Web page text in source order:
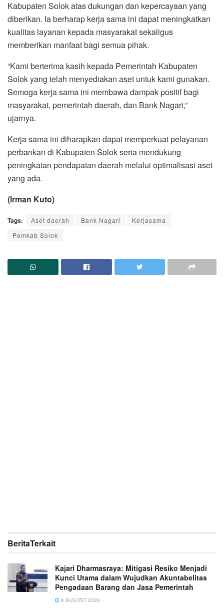
Kabupaten Solok atas dukungan dan kepercayaan yang
diberikan. Ia berharap kerja sama ini dapat meningkatkan
kualitas layanan kepada masyarakat sekaligus
memberikan manfaat bagi semua pihak.
“Kami berterima kasih kepada Pemerintah Kabupaten
Solok yang telah menyediakan aset untuk kami gunakan.
Semoga kerja sama ini membawa dampak positif bagi
masyarakat, pemerintah daerah, dan Bank Nagari,”
ujarnya.
Kerja sama ini diharapkan dapat memperkuat pelayanan
perbankan di Kabupaten Solok serta mendukung
peningkatan pendapatan daerah melalui optimalisasi aset
yang ada.
(Irman Kuto)
Tags: Aset daerah Bank Nagari
Kerjasama
Pemkab Solok
BeritaTerkait
Kajari Dharmasraya: Mitigasi Resiko Menjadi
Kunci Utama dalam Wujudkan Akuntabelitas
Pengadaan Barang dan Jasa Pemerintah
8 AUGUST 2026